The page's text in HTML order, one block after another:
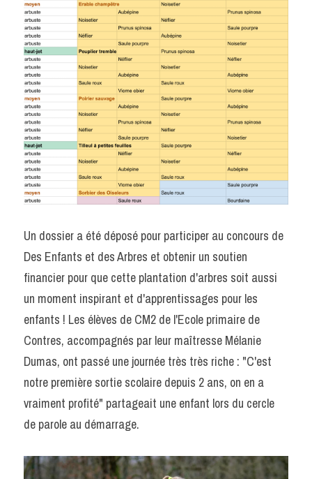
Un dossier a été déposé pour participer au concours de
Des Enfants et des Arbres et obtenir un soutien
financier pour que cette plantation d'arbres soit aussi
un moment inspirant et d'apprentissages pour les
enfants ! Les élèves de CM2 de l'Ecole primaire de
Contres, accompagnés par leur maîtresse Mélanie
Dumas, ont passé une journée très très riche : "C'est
notre première sortie scolaire depuis 2 ans, on en a
vraiment profité" partageait une enfant lors du cercle
de parole au démarrage.